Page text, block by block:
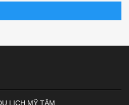
LỊCH MỸ TÂM